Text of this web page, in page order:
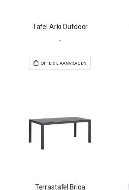
Tafel Arki Outdoor
-
OFFERTE AANVRAGEN
Terrastafel Briga